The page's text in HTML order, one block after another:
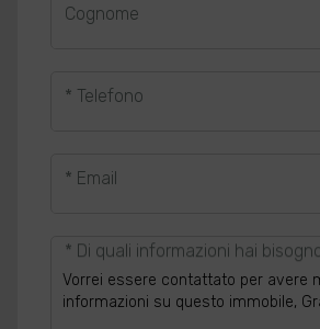
Cognome
* Telefono
* Email
* Di quali informazioni hai